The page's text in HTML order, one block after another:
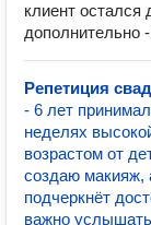
клиент остался
дополнительно
Репетиция
- 6 лет
неделях
возрастом от
создаю макияж,
подчеркнёт
важно